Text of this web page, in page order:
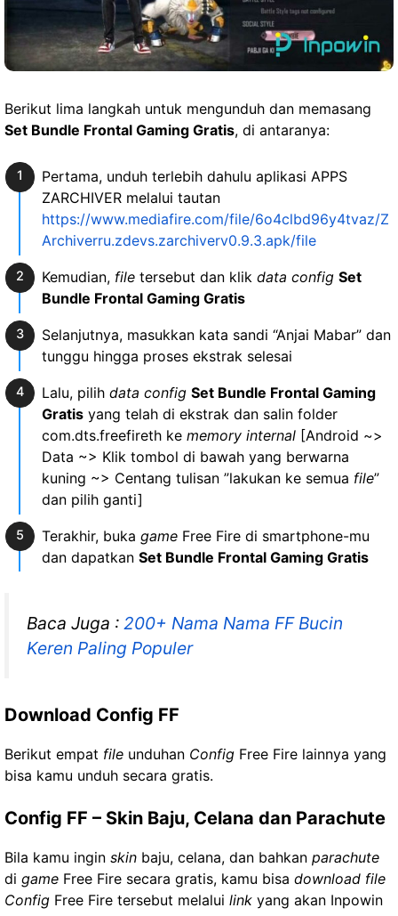
Berikut lima langkah untuk mengunduh dan memasang
Set Bundle Frontal Gaming Gratis, di antaranya:
Pertama, unduh terlebih dahulu aplikasi APPS
ZARCHIVER melalui tautan
https://www.mediafire.com/file/6o4clbd96y4tvaz/Z
Archiverru.zdevs.zarchiverv0.9.3.apk/file
Kemudian, filetersebut dan klik data config Set
Bundle Frontal Gaming Gratis
Selanjutnya, masukkan kata sandi “Anjai Mabar” dan
tunggu hingga proses ekstrak selesai
Lalu, pilih data config Set Bundle Frontal Gaming
Gratisyang telah di ekstrak dan salin folder
com.dts.freefireth ke memory internal[Android ~>
Data ~> Klik tombol di bawah yang berwarna
kuning ~> Centang tulisan ”lakukan ke semua file”
dan pilih ganti]
Terakhir, buka gameFree Fire di smartphone-mu
dan dapatkan Set Bundle Frontal Gaming Gratis
Baca Juga : 200+ Nama Nama FF Bucin
Keren Paling Populer
Download Config FF
Berikut empat file unduhan Config Free Fire lainnya yang
bisa kamu unduh secara gratis.
Config FF – Skin Baju, Celana dan Parachute
Bila kamu ingin skin baju, celana, dan bahkan parachute
di game Free Fire secara gratis, kamu bisa download file
Config Free Fire tersebut melalui link yang akan Inpowin